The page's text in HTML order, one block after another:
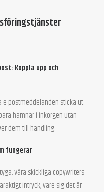
Koppla upp och
postmeddelanden sticka ut.
hamnar i inkorgen utan
dem till handling.
fungerar
Våra skickliga copywriters
intryck, vare sig det är